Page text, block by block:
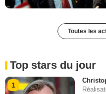
Toutes les
Top stars du jour
1